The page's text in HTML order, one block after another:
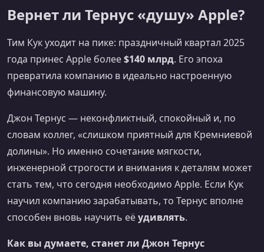
Вернет ли Тернус «душу» Apple?
Тим Кук уходит на пике: праздничный квартал 2025
года принес Apple более$140 млрд. Его эпоха
превратила компанию в идеально настроенную
финансовую машину.
Джон Тернус — неконфликтный, спокойный и, по
словам коллег, «слишком приятный для Кремниевой
долины». Но именно сочетание мягкости,
инженерной строгости и внимания к деталям может
стать тем, что сегодня необходимо Apple. Если Кук
научил компанию зарабатывать, то Тернус вполне
способен вновь научить еёудивлять.
Как вы думаете, станет ли Джон Тернус